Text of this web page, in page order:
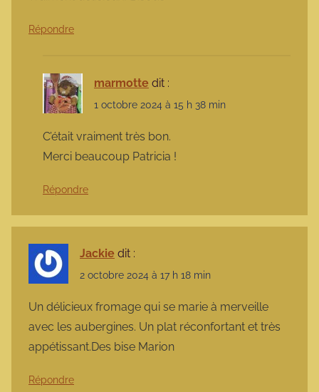
Répondre
marmotte dit :
1 octobre 2024 à 15 h 38 min
C’était vraiment très bon.
Merci beaucoup Patricia !
Répondre
Jackie dit :
2 octobre 2024 à 17 h 18 min
Un délicieux fromage qui se marie à merveille
avec les aubergines. Un plat réconfortant et très
appétissant.Des bise Marion
Répondre